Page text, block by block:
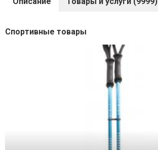
Спортивные товары